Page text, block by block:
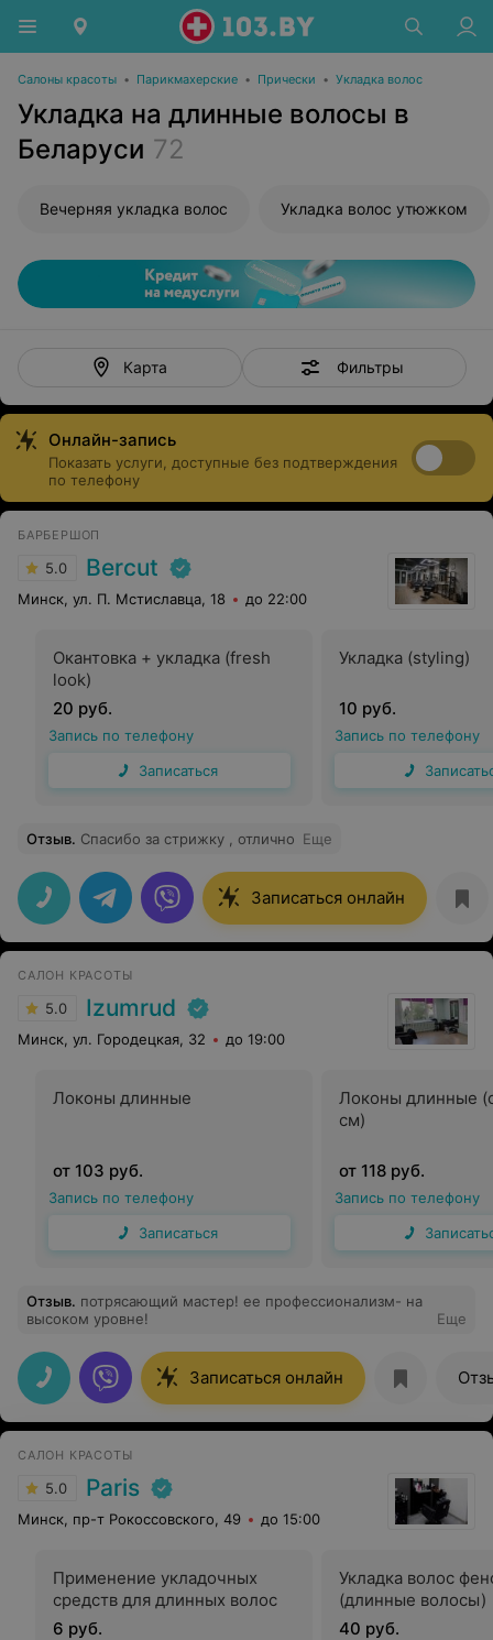
Салоны красоты • Парикмахерские • Прически • Укладка волос
Укладка на длинные волосы в
Беларуси 72
Вечерняя укладка волос Укладка волос утюжком
Карта Фильтры
Онлайн-запись
Показать услуги, доступные без подтверждения
по телефону
БАРБЕРШОП
5.0 Bercut
Минск, ул. П. Мстиславца, 18 до 22:00
Окантовка + укладка (fresh
look)
20 руб.
Запись по телефону
Записаться
Укладка (styling)
10 руб.
Запись по телефону
Отзыв. Спасибо за стрижку , отлично Еще
Записаться онлайн
САЛОН КРАСОТЫ
5.0 Izumrud
Минск, ул. Городецкая, 32 до 19:00
Локоны длинные
от 103 руб.
Запись по телефону
Записаться
Локоны длинные
см)
от 118 руб.
Запись по телефону
Отзыв. потрясающий мастер! ее профессионализм- на
высоком уровне!
Еще
Записаться онлайн
САЛОН КРАСОТЫ
5.0 Paris
Минск, пр-т Рокоссовского, 49 до 15:00
Применение укладочных
средств для длинных волос
6 руб.
Укладка волос
(длинные волосы)
40 руб.